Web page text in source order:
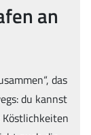
an
das
du kannst